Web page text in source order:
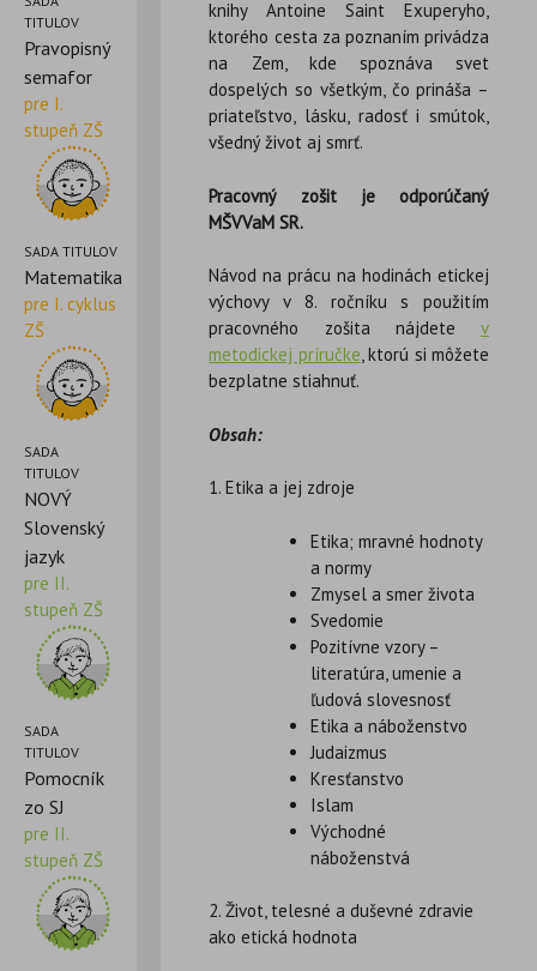
TITULOV
Pravopisný
semafor
pre I.
stupeň ZŠ
SADA TITULOV
Matematika
pre I. cyklus
ZŠ
SADA
TITULOV
NOVÝ
Slovenský
jazyk
pre II.
stupeň ZŠ
SADA
TITULOV
Pomocník
zo SJ
pre II.
stupeň ZŠ
knihy Antoine Saint Exuperyho,
ktorého cesta za poznaním privádza
na Zem, kde spoznáva svet
dospelých so všetkým, čo prináša –
priateľstvo, lásku, radosť i smútok,
všedný život aj smrť.
Pracovný zošit je odporúčaný
MŠVVaM SR.
Návod na prácu na hodinách etickej
výchovy v 8. ročníku s použitím
pracovného zošita nájdete v
metodickej príručke, ktorú si môžete
bezplatne stiahnuť.
Obsah:
1. Etika a jej zdroje
Etika; mravné hodnoty
a normy
Zmysel a smer života
Svedomie
Pozitívne vzory –
literatúra, umenie a
ľudová slovesnosť
Etika a náboženstvo
Judaizmus
Kresťanstvo
Islam
Východné
náboženstvá
2. Život, telesné a duševné zdravie
ako etická hodnota